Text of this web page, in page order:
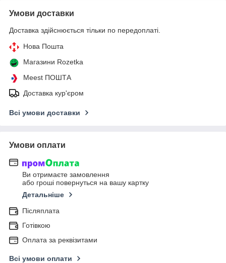
Умови доставки
Доставка здійснюється тільки по передоплаті.
Нова Пошта
Магазини Rozetka
Meest ПОШТА
Доставка кур'єром
Всі умови доставки
Умови оплати
Ви отримаєте замовлення
або гроші повернуться на вашу картку
Детальніше
Післяплата
Готівкою
Оплата за реквізитами
Всі умови оплати